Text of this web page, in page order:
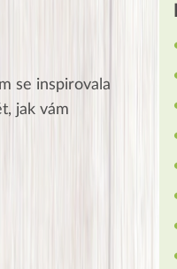
se inspirovala
jak vám